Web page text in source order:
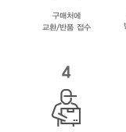
구매처에
교환/반품 접수
4